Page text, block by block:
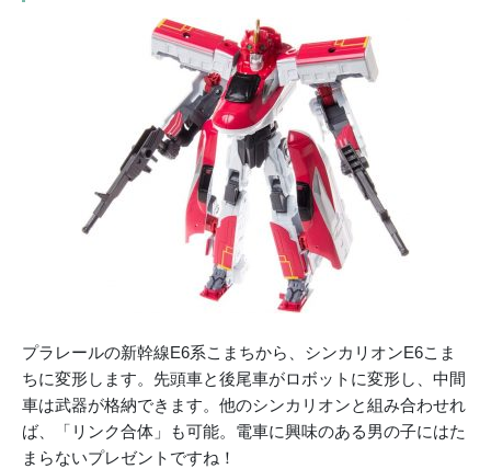
プラレールの新幹線E6系こまちから、シンカリオンE6こま
ちに変形します。先頭車と後尾車がロボットに変形し、中間
車は武器が格納できます。他のシンカリオンと組み合わせれ
ば、「リンク合体」も可能。電車に興味のある男の子にはた
まらないプレゼントですね！